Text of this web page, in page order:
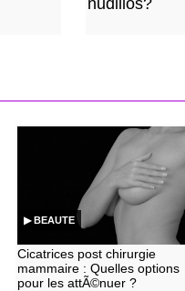
nudillos?
▶ BEAUTE
Cicatrices post chirurgie
mammaire : Quelles options
pour les attÃ©nuer ?